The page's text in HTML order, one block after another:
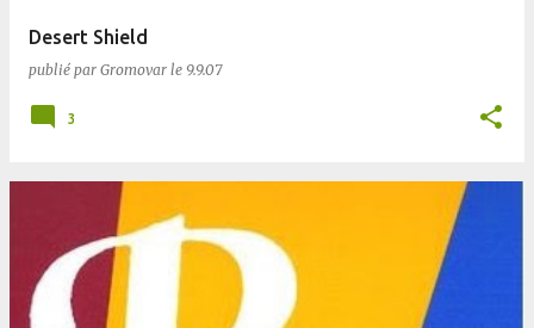
Desert Shield
publié par Gromovar le 9.9.07
3